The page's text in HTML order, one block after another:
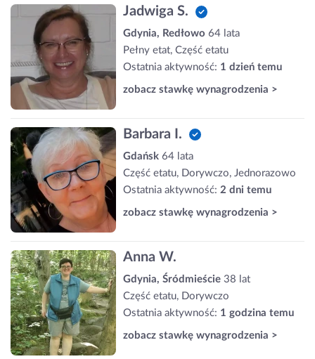
Jadwiga S.
Gdynia, Redłowo 64 lata
Pełny etat, Część etatu
Ostatnia aktywność: 1 dzień temu
zobacz stawkę wynagrodzenia >
Barbara I.
Gdańsk 64 lata
Część etatu, Dorywczo, Jednorazowo
Ostatnia aktywność: 2 dni temu
zobacz stawkę wynagrodzenia >
Anna W.
Gdynia, Śródmieście 38 lat
Część etatu, Dorywczo
Ostatnia aktywność: 1 godzina temu
zobacz stawkę wynagrodzenia >